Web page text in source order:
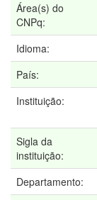
Área(s) do
CNPq:
Idioma:
País:
Instituição:
Sigla da
instituição:
Departamento: